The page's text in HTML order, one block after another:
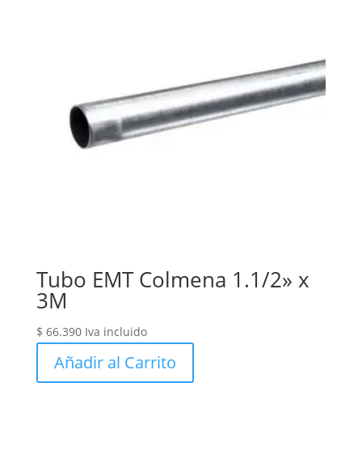
Tubo EMT Colmena 1.1/2» x
3M
$ 66.390 Iva incluido
Añadir al Carrito